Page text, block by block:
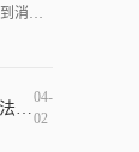
举报消防隐患，是每个公民应该积极参与到消防管理的重要举措，也是维护自身和他人生命财产安全的必要手段。但是不少人却往往不知道该如何举报消防隐患，本文将为大家详细介绍
04-
02